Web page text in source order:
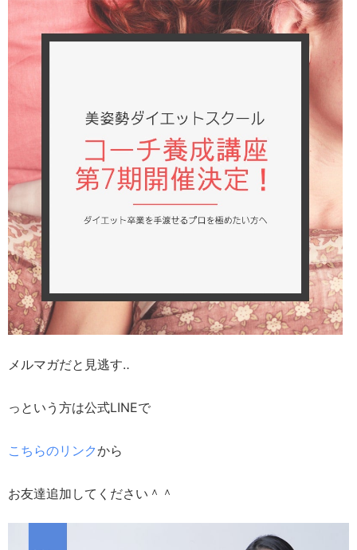
メルマガだと見逃す‥
っという方は公式LINEで
こちらのリンクから
お友達追加してください＾＾